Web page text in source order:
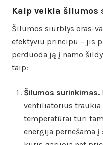
Kaip veikia šilumos
Šilumos siurblys oras-
efektyviu principu – jis
perduoda ją į namo
taip:
Šilumos surinkimas.
ventiliatorius traukia
temperatūrai turi
energija pernešama